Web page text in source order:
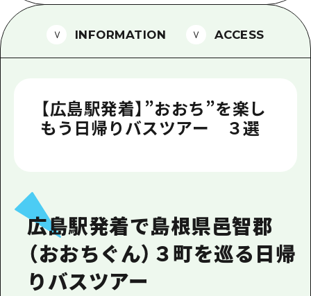
フォトダウンロード
関連リンク
INFORMATION ACCESS
【広島駅発着】”おおち”を楽し
もう日帰りバスツアー ３選
広島駅発着で島根県邑智郡
（おおちぐん）３町を巡る日帰
りバスツアー